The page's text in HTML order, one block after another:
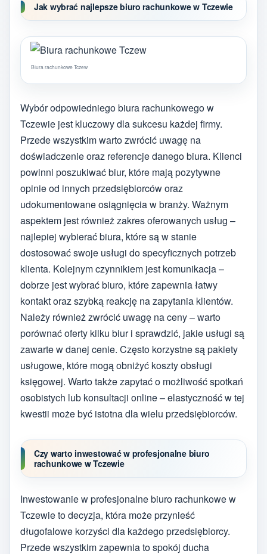
Jak wybrać najlepsze biuro rachunkowe w Tczewie
Biura rachunkowe Tczew
Wybór odpowiedniego biura rachunkowego w
Tczewie jest kluczowy dla sukcesu każdej firmy.
Przede wszystkim warto zwrócić uwagę na
doświadczenie oraz referencje danego biura. Klienci
powinni poszukiwać biur, które mają pozytywne
opinie od innych przedsiębiorców oraz
udokumentowane osiągnięcia w branży. Ważnym
aspektem jest również zakres oferowanych usług –
najlepiej wybierać biura, które są w stanie
dostosować swoje usługi do specyficznych potrzeb
klienta. Kolejnym czynnikiem jest komunikacja –
dobrze jest wybrać biuro, które zapewnia łatwy
kontakt oraz szybką reakcję na zapytania klientów.
Należy również zwrócić uwagę na ceny – warto
porównać oferty kilku biur i sprawdzić, jakie usługi są
zawarte w danej cenie. Często korzystne są pakiety
usługowe, które mogą obniżyć koszty obsługi
księgowej. Warto także zapytać o możliwość spotkań
osobistych lub konsultacji online – elastyczność w tej
kwestii może być istotna dla wielu przedsiębiorców.
Czy warto inwestować w profesjonalne biuro
rachunkowe w Tczewie
Inwestowanie w profesjonalne biuro rachunkowe w
Tczewie to decyzja, która może przynieść
długofalowe korzyści dla każdego przedsiębiorcy.
Przede wszystkim zapewnia to spokój ducha